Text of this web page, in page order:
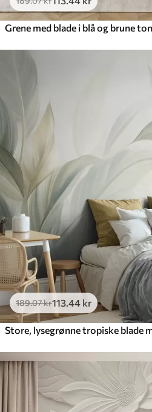
189.07kr113.44 kr